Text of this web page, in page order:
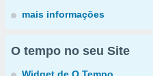
mais informações
O tempo no seu Site